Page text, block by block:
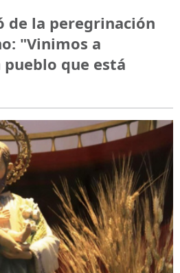
la peregrinación
"Vinimos a
que está